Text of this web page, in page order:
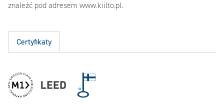
znaleźć pod adresem www.kiilto.pl.
Certyfikaty